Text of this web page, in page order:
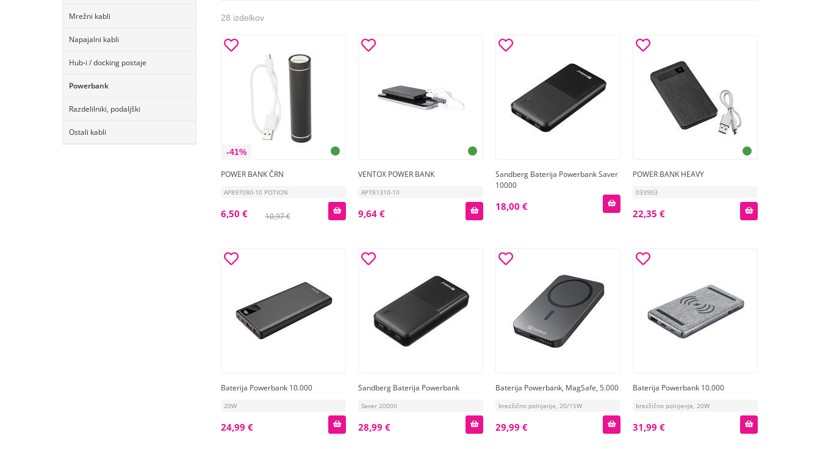
Mrežni kabli
Napajalni kabli
Hub-i / docking postaje
Powerbank
Razdelilniki, podaljški
Ostali kabli
28 izdelkov
-41%
POWER BANK ČRN
AP897080-10 POTION
10,97 €
6,50 €
VENTOX POWER BANK
AP781310-10
9,64 €
Sandberg Baterija Powerbank Saver
10000
18,00 €
POWER BANK HEAVY
033903
22,35 €
Baterija Powerbank 10.000
20W
24,99 €
Sandberg Baterija Powerbank
Saver 20000
28,99 €
Baterija Powerbank, MagSafe, 5.000
brezžično polnjenje, 20/15W
29,99 €
Baterija Powerbank 10.000
brezžično polnjenje, 20W
31,99 €